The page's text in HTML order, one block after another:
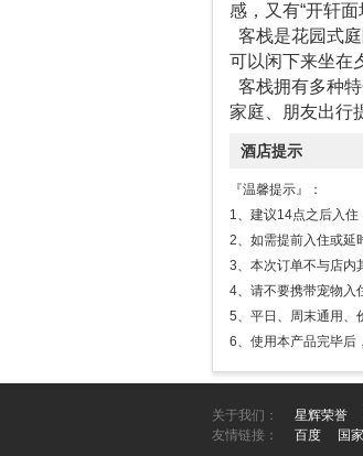
感，又有“开轩面
客栈是花园式
可以闲下来坐在
客栈拥有多种
家庭、朋友出行
酒店提示
『温馨提示』：
1、建议14点之后入住
2、如需提前入住或延
3、本次订单不与店内
4、请不要携带宠物入
5、平日、周末通用、
6、使用本产品完毕后
关于我们： 星辉荣誉
友情链接：
百度 国